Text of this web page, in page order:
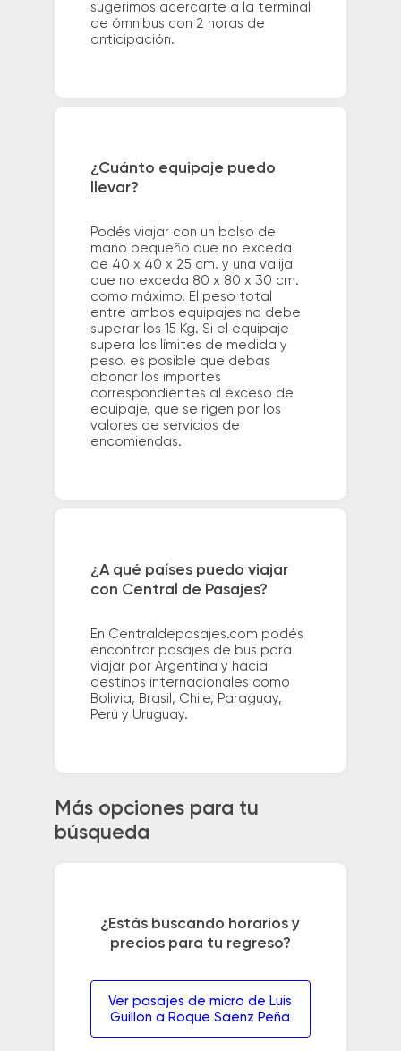
sugerimos acercarte a la terminal
de ómnibus con 2 horas de
anticipación.
¿Cuánto equipaje puedo
llevar?
Podés viajar con un bolso de
mano pequeño que no exceda
de 40 x 40 x 25 cm. y una valija
que no exceda 80 x 80 x 30 cm.
como máximo. El peso total
entre ambos equipajes no debe
superar los 15 Kg. Si el equipaje
supera los límites de medida y
peso, es posible que debas
abonar los importes
correspondientes al exceso de
equipaje, que se rigen por los
valores de servicios de
encomiendas.
¿A qué países puedo viajar
con Central de Pasajes?
En Centraldepasajes.com podés
encontrar pasajes de bus para
viajar por Argentina y hacia
destinos internacionales como
Bolivia, Brasil, Chile, Paraguay,
Perú y Uruguay.
Más opciones para tu
búsqueda
¿Estás buscando horarios y
precios para tu regreso?
Ver pasajes de micro de Luis
Guillon a Roque Saenz Peña